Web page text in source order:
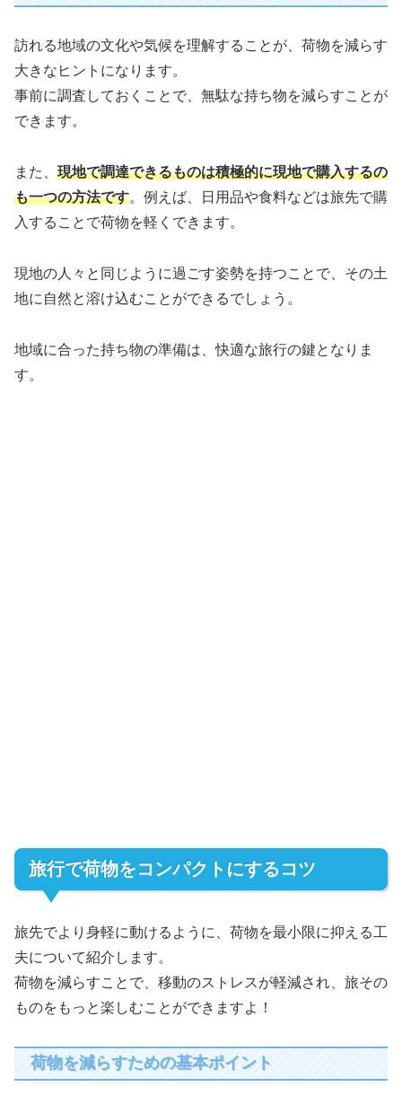
訪れる地域の文化や気候を理解することが、荷物を減らす
大きなヒントになります。
事前に調査しておくことで、無駄な持ち物を減らすことが
できます。
また、 現地で調達できるものは積極的に現地で購入するの
も一つの方法です。例えば、日用品や食料などは旅先で購
入することで荷物を軽くできます。
現地の人々と同じように過ごす姿勢を持つことで、その土
地に自然と溶け込むことができるでしょう。
地域に合った持ち物の準備は、快適な旅行の鍵となりま
す。
旅行で荷物をコンパクトにするコツ
旅先でより身軽に動けるように、荷物を最小限に抑える工
夫について紹介します。
荷物を減らすことで、移動のストレスが軽減され、旅その
ものをもっと楽しむことができますよ！
荷物を減らすための基本ポイント